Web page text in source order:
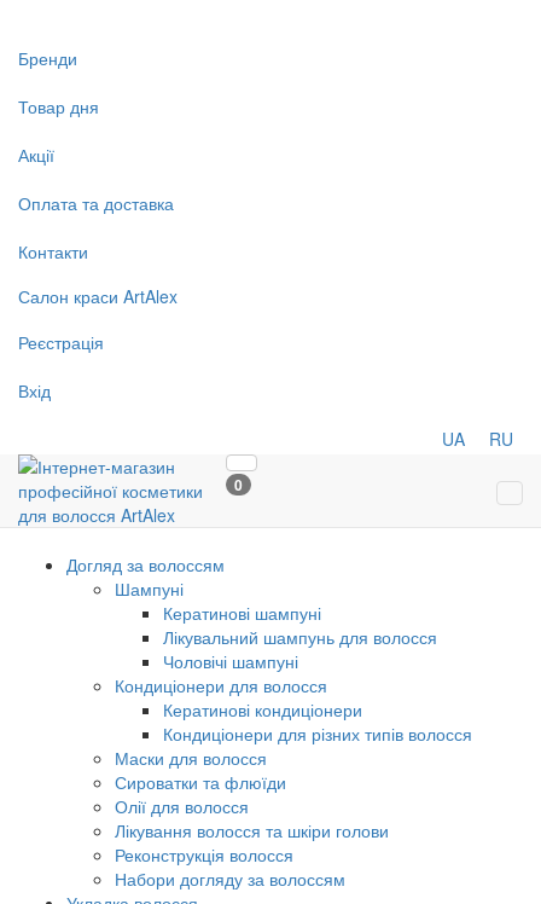
Бренди
Товар дня
Акції
Оплата та доставка
Контакти
Салон краси ArtAlex
Реєстрація
Вхід
UA RU
0
Догляд за волоссям
Шампуні
Кератинові шампуні
Лікувальний шампунь для волосся
Чоловічі шампуні
Кондиціонери для волосся
Кератинові кондиціонери
Кондиціонери для різних типів волосся
Маски для волосся
Сироватки та флюїди
Олії для волосся
Лікування волосся та шкіри голови
Реконструкція волосся
Набори догляду за волоссям